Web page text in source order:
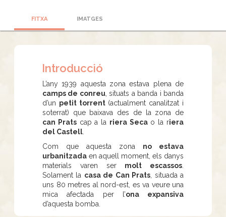
FITXA IMATGES
Introducció
L’any 1939 aquesta zona estava plena de
camps de conreu, situats a banda i banda
d’un petit torrent(actualment canalitzat i
soterrat) que baixava des de la zona de
can Pratscap a la riera Secao la riera
del Castell
Com que aquesta zona no estava
urbanitzada en aquell moment, els danys
materials varen ser molt escassos
Solament la casa de Can Prats , situada a
uns 80 metres al nord-est, es va veure una
mica afectada per l’ona expansiva
d’aquesta bomba.